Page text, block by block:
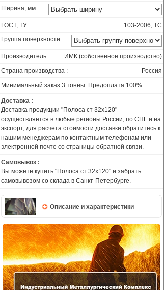
Ширина, мм. :
ГОСТ, ТУ :
103-2006, ТС
Группа поверхности :
Производитель :
ИМК (собственное производство)
Страна производства :
Россия
Минимальный заказ 3 тонны. Предоплата 100%.
Доставка :
Доставка продукции "Полоса ст 32х120"
осуществляется в любые регионы России, по СНГ и на
экспорт, для расчета стоимости доставки обратитесь к
нашим менеджерам по контактным телефонам или
электронной почте со страницы обратной связи.
Самовывоз :
Вы можете купить "Полоса ст 32х120" и забрать
самовывозом со склада в Санкт-Петербурге.
Описание и характеристики